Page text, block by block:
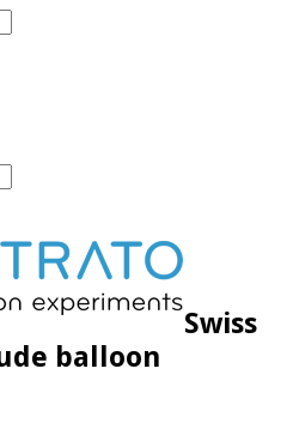
Swiss
balloon